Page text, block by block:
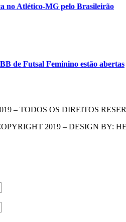
no Atlético-MG pelo Brasileirão
de Futsal Feminino estão abertas
– TODOS OS DIREITOS
2019 – DESIGN BY: